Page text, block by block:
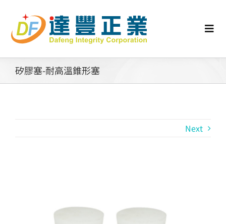
content
認識矽膠
矽膠客製
矽膠塞-耐高溫錐形塞
Next